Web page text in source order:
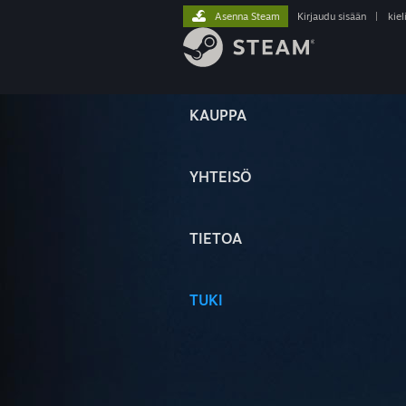
KAUPPA
YHTEISÖ
TIETOA
TUKI
Asenna Steam Kirjaudu sisään kieli